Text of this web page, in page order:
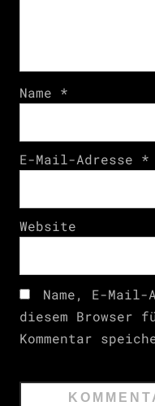
Name *
E-Mail-Adresse *
Website
Name, E-
diesem Browser
Kommentar